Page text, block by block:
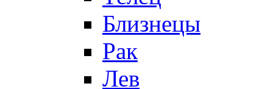
Близнецы
Рак
Лев